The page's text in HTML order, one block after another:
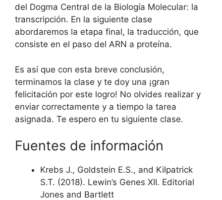
del Dogma Central de la Biología Molecular: la
transcripción. En la siguiente clase
abordaremos la etapa final, la traducción, que
consiste en el paso del ARN a proteína.
Es así que con esta breve conclusión,
terminamos la clase y te doy una ¡gran
felicitación por este logro! No olvides realizar y
enviar correctamente y a tiempo la tarea
asignada. Te espero en tu siguiente clase.
Fuentes de información
Krebs J., Goldstein E.S., and Kilpatrick
S.T. (2018). Lewin’s Genes XII. Editorial
Jones and Bartlett